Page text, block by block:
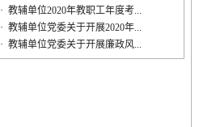
· 教辅单位2020年教职工年度考...
· 教辅单位党委关于开展2020年...
· 教辅单位党委关于开展廉政风...